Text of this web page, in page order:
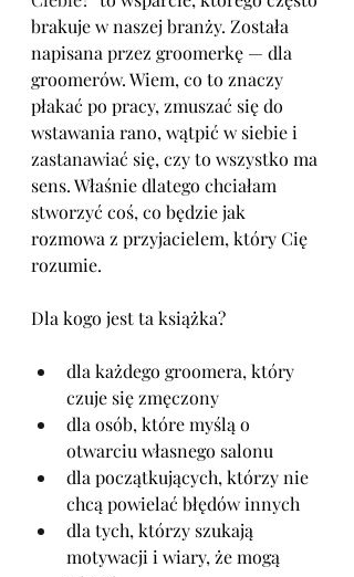
brakuje w naszej branży. Została
napisana przez groomerkę — dla
groomerów. Wiem, co to znaczy
płakać po pracy, zmuszać się do
wstawania rano, wątpić w siebie i
zastanawiać się, czy to wszystko ma
sens. Właśnie dlatego chciałam
stworzyć coś, co będzie jak
rozmowa z przyjacielem, który Cię
rozumie.
Dla kogo jest ta książka?
dla każdego groomera, który
czuje się zmęczony
dla osób, które myślą o
otwarciu własnego salonu
dla początkujących, którzy nie
chcą powielać błędów innych
dla tych, którzy szukają
motywacji i wiary, że mogą